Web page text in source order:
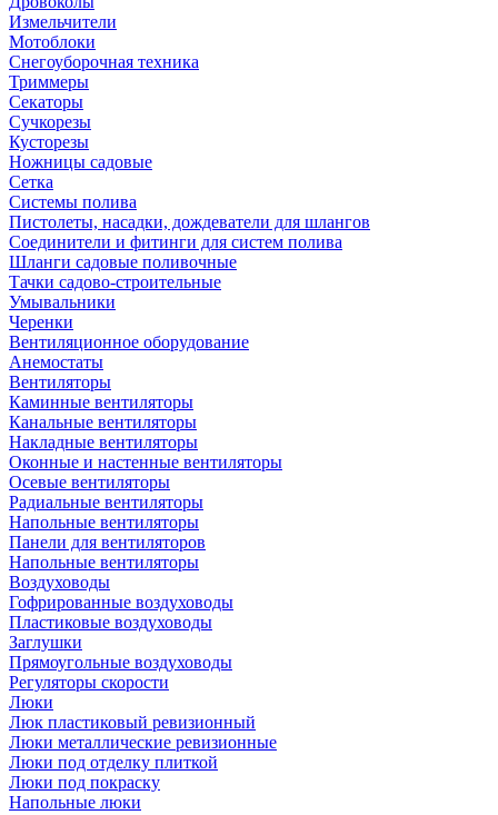
Измельчители
Мотоблоки
Снегоуборочная техника
Триммеры
Секаторы
Сучкорезы
Кусторезы
Ножницы садовые
Сетка
Системы полива
Пистолеты, насадки, дождеватели для шлангов
Соединители и фитинги для систем полива
Шланги садовые поливочные
Тачки садово-строительные
Умывальники
Черенки
Вентиляционное оборудование
Анемостаты
Вентиляторы
Каминные вентиляторы
Канальные вентиляторы
Накладные вентиляторы
Оконные и настенные вентиляторы
Осевые вентиляторы
Радиальные вентиляторы
Напольные вентиляторы
Панели для вентиляторов
Напольные вентиляторы
Воздуховоды
Гофрированные воздуховоды
Пластиковые воздуховоды
Заглушки
Прямоугольные воздуховоды
Регуляторы скорости
Люки
Люк пластиковый ревизионный
Люки металлические ревизионные
Люки под отделку плиткой
Люки под покраску
Напольные люки